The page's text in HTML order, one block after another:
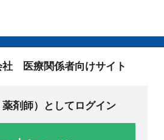
社 医療関係者向けサイト
剤師）としてログイン